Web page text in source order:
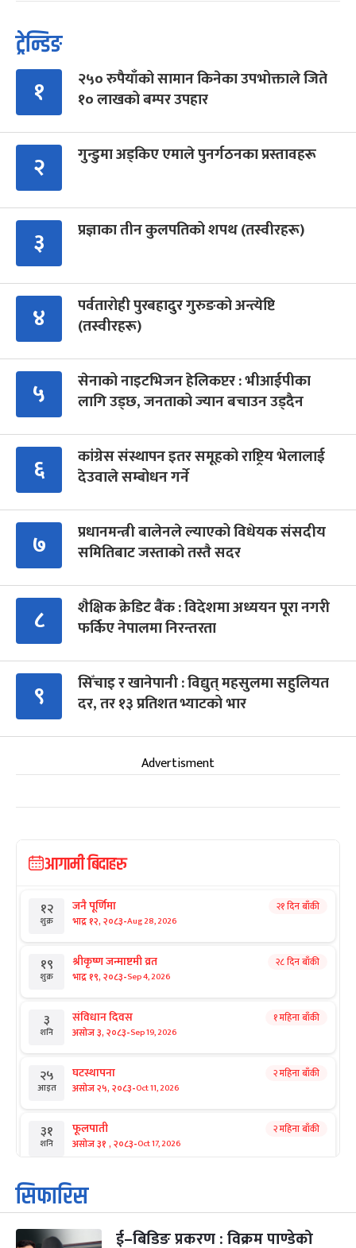
ट्रेन्डिङ
१
२५० रुपैयाँको सामान किनेका उपभोक्ताले जिते
१० लाखको बम्पर उपहार
२ गुन्डुमा अड्किए एमाले पुनर्गठनका प्रस्तावहरू
३ प्रज्ञाका तीन कुलपतिको शपथ (तस्वीरहरू)
४
पर्वतारोही पुरबहादुर गुरुङको अन्त्येष्टि
(तस्वीरहरू)
५
सेनाको नाइटभिजन हेलिकप्टर : भीआईपीका
लागि उड्छ, जनताको ज्यान बचाउन उड्दैन
६
कांग्रेस संस्थापन इतर समूहको राष्ट्रिय भेलालाई
देउवाले सम्बोधन गर्ने
७
प्रधानमन्त्री बालेनले ल्याएको विधेयक संसदीय
समितिबाट जस्ताको तस्तै सदर
८
शैक्षिक क्रेडिट बैंक : विदेशमा अध्ययन पूरा नगरी
फर्किए नेपालमा निरन्तरता
९
सिँचाइ र खानेपानी : विद्युत् महसुलमा सहुलियत
दर, तर १३ प्रतिशत भ्याटको भार
Advertisment
आगामी बिदाहरु
१२
शुक्र
जनै पूर्णिमा
भाद्र १२, २०८३-Aug 28, 2026
२१ दिन बाँकी
१९
शुक्र
श्रीकृष्ण जन्माष्टमी व्रत
भाद्र १९, २०८३-Sep 4, 2026
२८ दिन बाँकी
३
शनि
संविधान दिवस
असोज ३, २०८३-Sep 19, 2026
१ महिना बाँकी
२५
आइत
घटस्थापना
असोज २५, २०८३-Oct 11, 2026
२ महिना बाँकी
३१
शनि
फूलपाती
असोज ३१ , २०८३-Oct 17, 2026
२ महिना बाँकी
१
आइत
कार्तिक सङ्क्रान्ति
कार्तिक १, २०८३
३ महानवमी २ महिना बाँकी
सिफारिस
ई–बिडिङ प्रकरण : विक्रम पाण्डेको